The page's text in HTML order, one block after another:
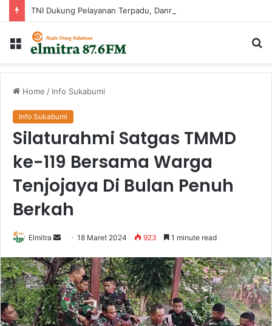
Menu
Home / Info Sukabumi
Info Sukabumi
Silaturahmi Satgas TMMD
ke-119 Bersama Warga
Tenjojaya Di Bulan Penuh
Berkah
Elmitra
Send
email
18 Maret 2024 923 1 minute read